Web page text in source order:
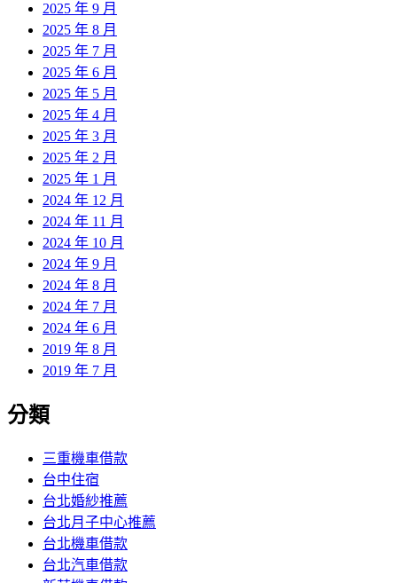
2025 年 9 月
2025 年 8 月
2025 年 7 月
2025 年 6 月
2025 年 5 月
2025 年 4 月
2025 年 3 月
2025 年 2 月
2025 年 1 月
2024 年 12 月
2024 年 11 月
2024 年 10 月
2024 年 9 月
2024 年 8 月
2024 年 7 月
2024 年 6 月
2019 年 8 月
2019 年 7 月
分類
三重機車借款
台中住宿
台北婚紗推薦
台北月子中心推薦
台北機車借款
台北汽車借款